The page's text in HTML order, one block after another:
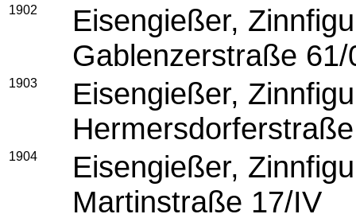
1902
Eisengießer,
Gablenzerstraße 61/
1903
Eisengießer,
1904
Eisengießer,
Martinstraße 17/IV